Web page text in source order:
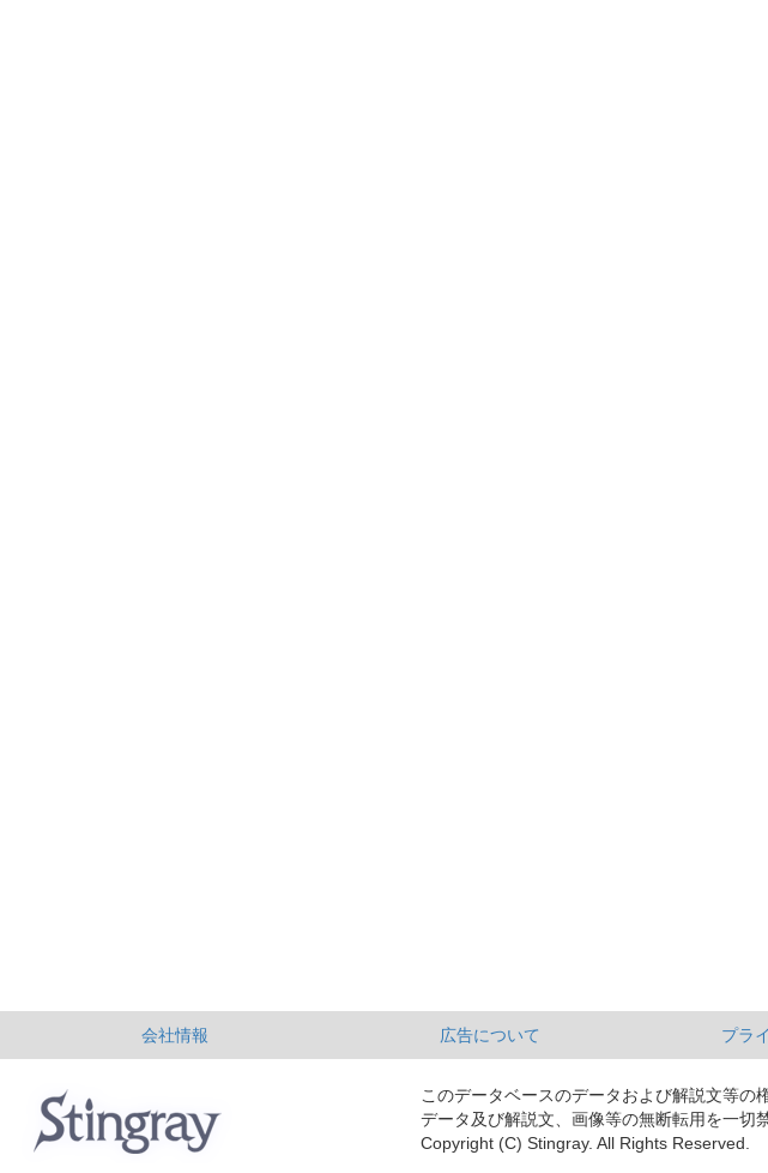
会社情報 広告について プラ
このデータベースのデータおよび解説文等の
データ及び解説文、画像等の無断転用を一切
Copyright (C) Stingray. All Rights Reserved.